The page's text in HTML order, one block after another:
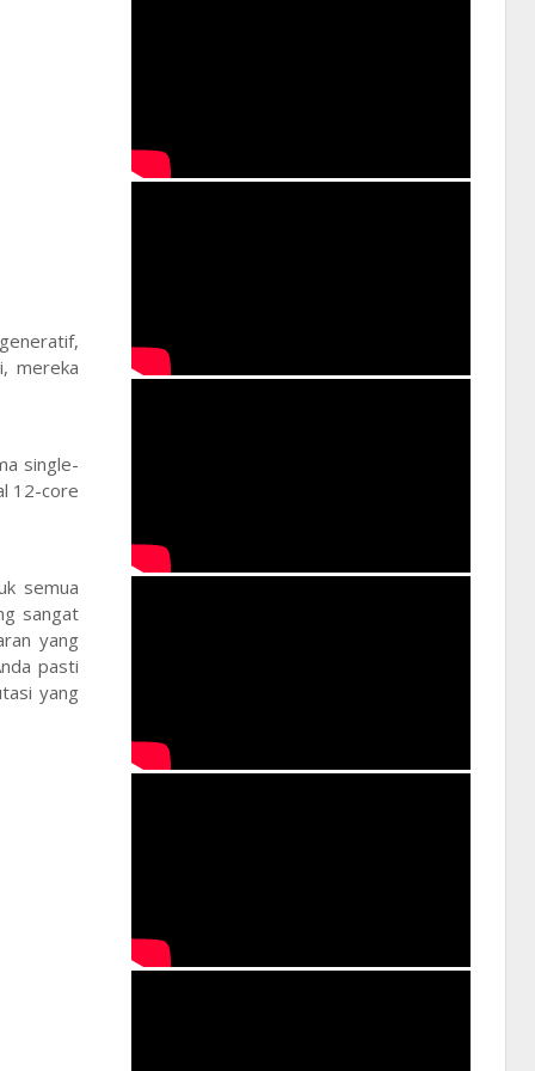
mereka
single-
12-core
semua
sangat
yang
pasti
yang